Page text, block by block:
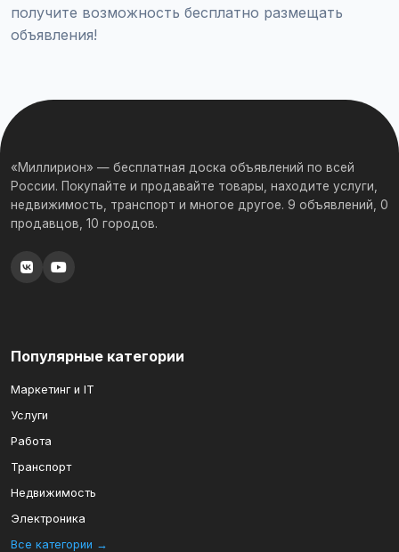
получите возможность бесплатно размещать
объявления!
«Миллирион» — бесплатная доска объявлений по всей
России. Покупайте и продавайте товары, находите услуги,
недвижимость, транспорт и многое другое. 9 объявлений, 0
продавцов, 10 городов.
Популярные категории
Маркетинг и IT
Услуги
Работа
Транспорт
Недвижимость
Электроника
Все категории →